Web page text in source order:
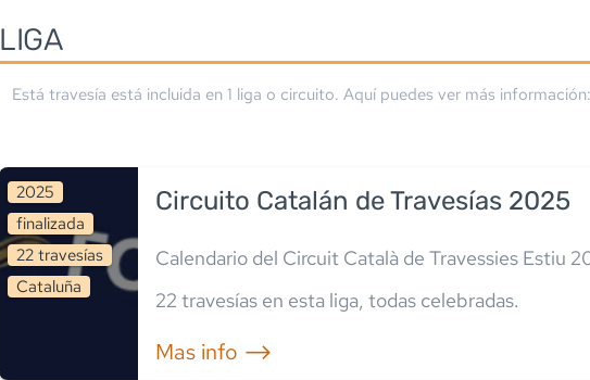
LIGA
Está travesía está incluida en 1 liga o circuito. Aquí puedes ver más información:
2025
finalizada
22 travesías
Cataluña
Circuito Catalán de Travesías 2025
Calendario del Circuit Català de Travessies Estiu
22 travesías en esta liga, todas celebradas.
Mas info ⟶